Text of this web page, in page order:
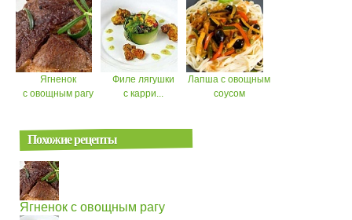
Ягненок
с овощным рагу
Филе лягушки
с карри...
Лапша с овощным
соусом
Похожие рецепты
Ягненок с овощным рагу